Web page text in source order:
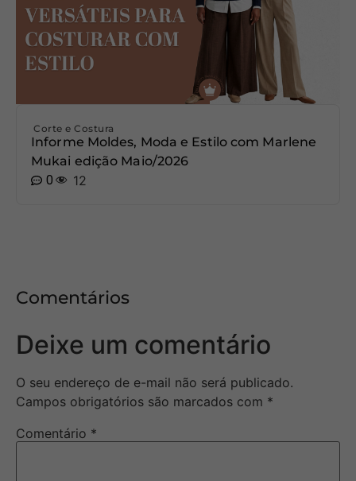
Corte e Costura
Informe Moldes, Moda e Estilo com Marlene
Mukai edição Maio/2026
0
12
Comentários
Deixe um comentário
O seu endereço de e-mail não será publicado.
Campos obrigatórios são marcados com *
Comentário *